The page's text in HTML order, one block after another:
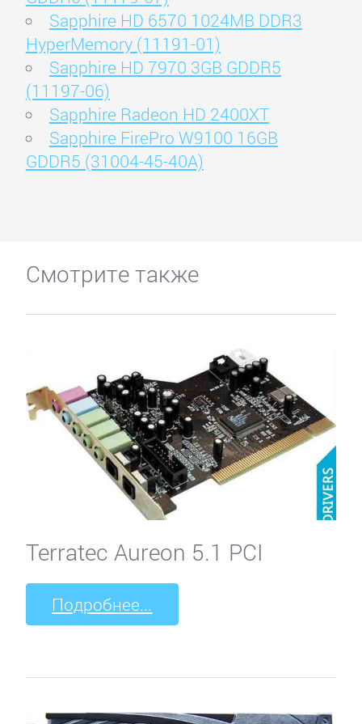
Sapphire HD 6570 1024MB DDR3
HyperMemory (11191-01)
Sapphire HD 7970 3GB GDDR5
(11197-06)
Sapphire Radeon HD 2400XT
Sapphire FirePro W9100 16GB
GDDR5 (31004-45-40A)
Смотрите также
Terratec Aureon 5.1 PCI
Подробнее...